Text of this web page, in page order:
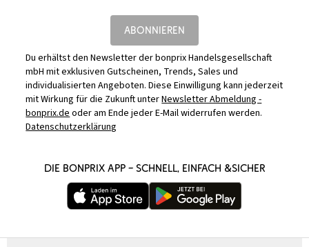
ABONNIEREN
Du erhältst den Newsletter der bonprix Handelsgesellschaft
mbH mit exklusiven Gutscheinen, Trends, Sales und
individualisierten Angeboten. Diese Einwilligung kann jederzeit
mit Wirkung für die Zukunft unterNewsletter Abmeldung -
bonprix.deoder am Ende jeder E-Mail widerrufen werden.
Datenschutzerklärung
DIE BONPRIX APP – SCHNELL, EINFACH &SICHER